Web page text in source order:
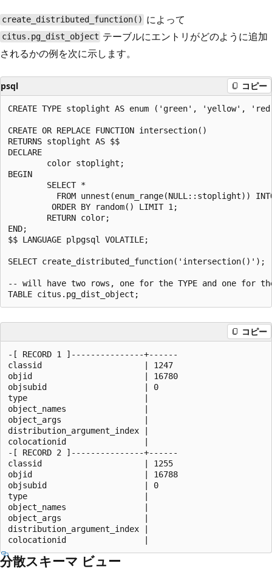
create_distributed_function() によって
citus.pg_dist_object テーブルにエントリがどのように追加
されるかの例を次に示します。
psql コピー
CREATE TYPE stoplight AS enum ('green', 'yellow',
CREATE OR REPLACE FUNCTION intersection()
RETURNS stoplight AS $$
DECLARE
        color stoplight;
BEGIN
        SELECT *
FROM unnest(enum_range(NULL::stoplight))
         ORDER BY random() LIMIT 1;
        RETURN color;
END;
$$ LANGUAGE plpgsql VOLATILE;
SELECT create_distributed_function('intersection()');
-- will have two rows, one for the TYPE and one for the
コピー
-[ RECORD 1 ]---------------+------
classid                     | 1247
objid                       | 16780
objsubid                    | 0
type                        |
object_names                |
object_args                 |
distribution_argument_index |
colocationid                |
-[ RECORD 2 ]---------------+------
classid                     | 1255
objid                       | 16788
objsubid                    | 0
type                        |
object_names                |
object_args                 |
distribution_argument_index |
分散スキーマ ビュー